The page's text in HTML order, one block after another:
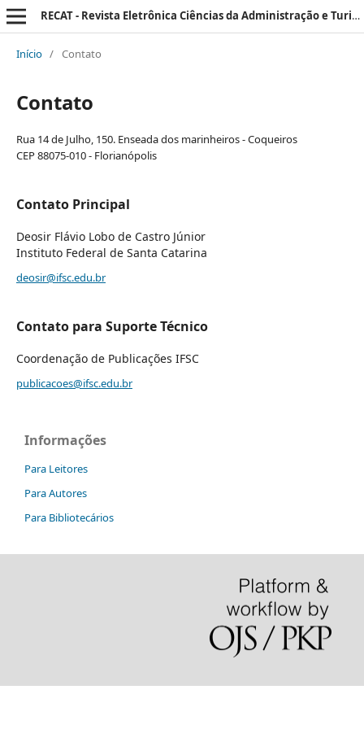
RECAT - Revista Eletrônica Ciências da Administração e Turismo
Início / Contato
Contato
Rua 14 de Julho, 150. Enseada dos marinheiros - Coqueiros
CEP 88075-010 - Florianópolis
Contato Principal
Deosir Flávio Lobo de Castro Júnior
Instituto Federal de Santa Catarina
deosir@ifsc.edu.br
Contato para Suporte Técnico
Coordenação de Publicações IFSC
publicacoes@ifsc.edu.br
Informações
Para Leitores
Para Autores
Para Bibliotecários